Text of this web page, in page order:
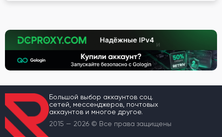
Большой выбор аккаунтов соц.
сетей, мессенджеров, почтовых
аккаунтов и многое другое.
2015 — 2026 © Все права защищены